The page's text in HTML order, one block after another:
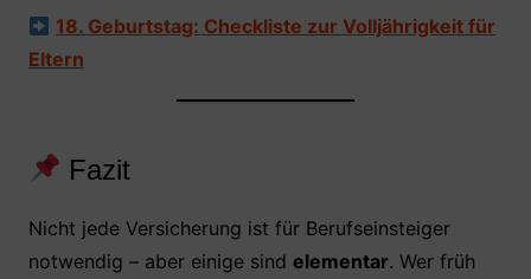
18. Geburtstag: Checkliste zur Volljährigkeit für
Eltern
Fazit
Nicht jede Versicherung ist für Berufseinsteiger
notwendig – aber einige sind elementar. Wer früh